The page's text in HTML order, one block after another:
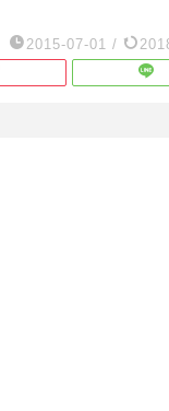
2015-07-01 /